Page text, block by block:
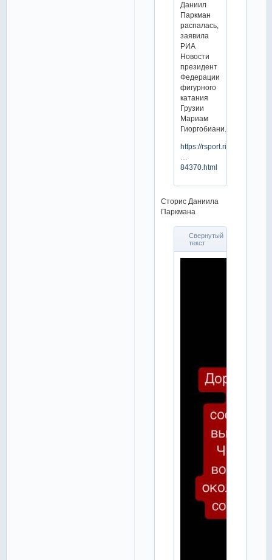
Даниил
Паркман
распалась,
заявила
РИА
Новости
президент
Федерации
фигурного
катания
Грузии
Мариам
Гиоргобиани.
https://rsport.ria.ru/
84370.html
Сторис Даниила
Паркмана
Свернутый
текст